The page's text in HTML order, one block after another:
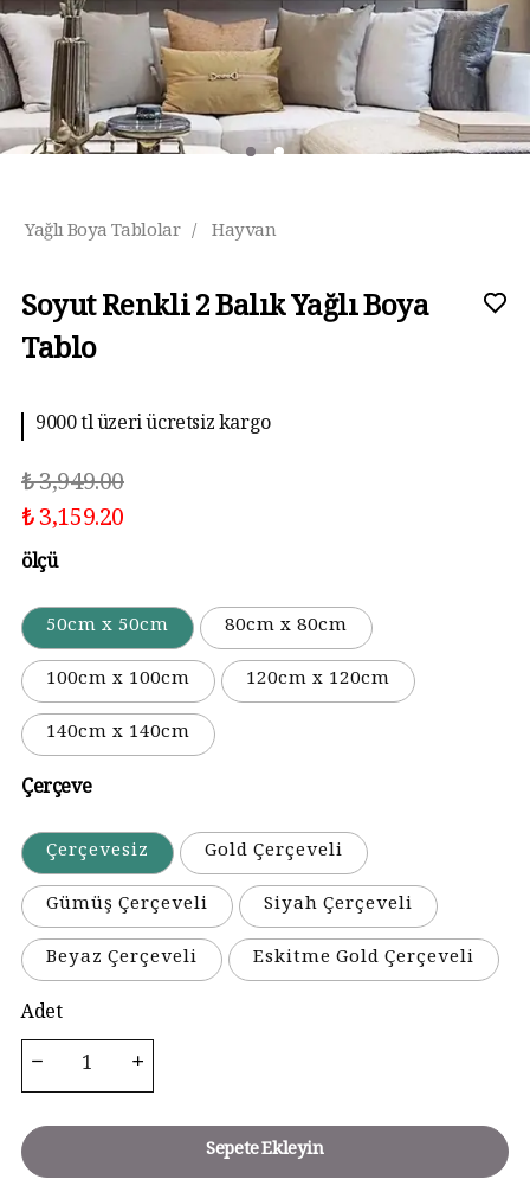
Yağlı Boya Tablolar / Hayvan
Soyut Renkli 2 Balık Yağlı Boya
Tablo
9000 tl üzeri ücretsiz kargo
₺ 3,949.00
₺ 3,159.20
ölçü
50cm x 50cm
80cm x 80cm
100cm x 100cm
120cm x 120cm
140cm x 140cm
Çerçeve
Çerçevesiz
Gold Çerçeveli
Gümüş Çerçeveli
Siyah Çerçeveli
Beyaz Çerçeveli
Eskitme Gold Çerçeveli
Adet
Sepete Ekleyin